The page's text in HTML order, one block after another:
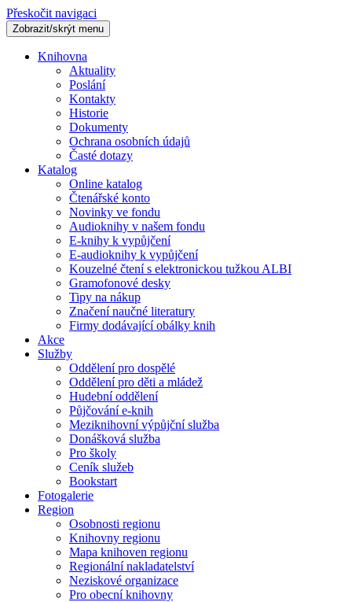
Přeskočit navigaci
Zobrazit/skrýt menu
Knihovna
Aktuality
Poslání
Kontakty
Historie
Dokumenty
Ochrana osobních údajů
Časté dotazy
Katalog
Online katalog
Čtenářské konto
Novinky ve fondu
Audioknihy v našem fondu
E-knihy k vypůjčení
E-audioknihy k vypůjčení
Kouzelné čtení s elektronickou tužkou ALBI
Gramofonové desky
Tipy na nákup
Značení naučné literatury
Firmy dodávající obálky knih
Akce
Služby
Oddělení pro dospělé
Oddělení pro děti a mládež
Hudební oddělení
Půjčování e-knih
Meziknihovní výpůjční služba
Donášková služba
Pro školy
Ceník služeb
Bookstart
Fotogalerie
Region
Osobnosti regionu
Knihovny regionu
Mapa knihoven regionu
Regionální nakladatelství
Neziskové organizace
Pro obecní knihovny